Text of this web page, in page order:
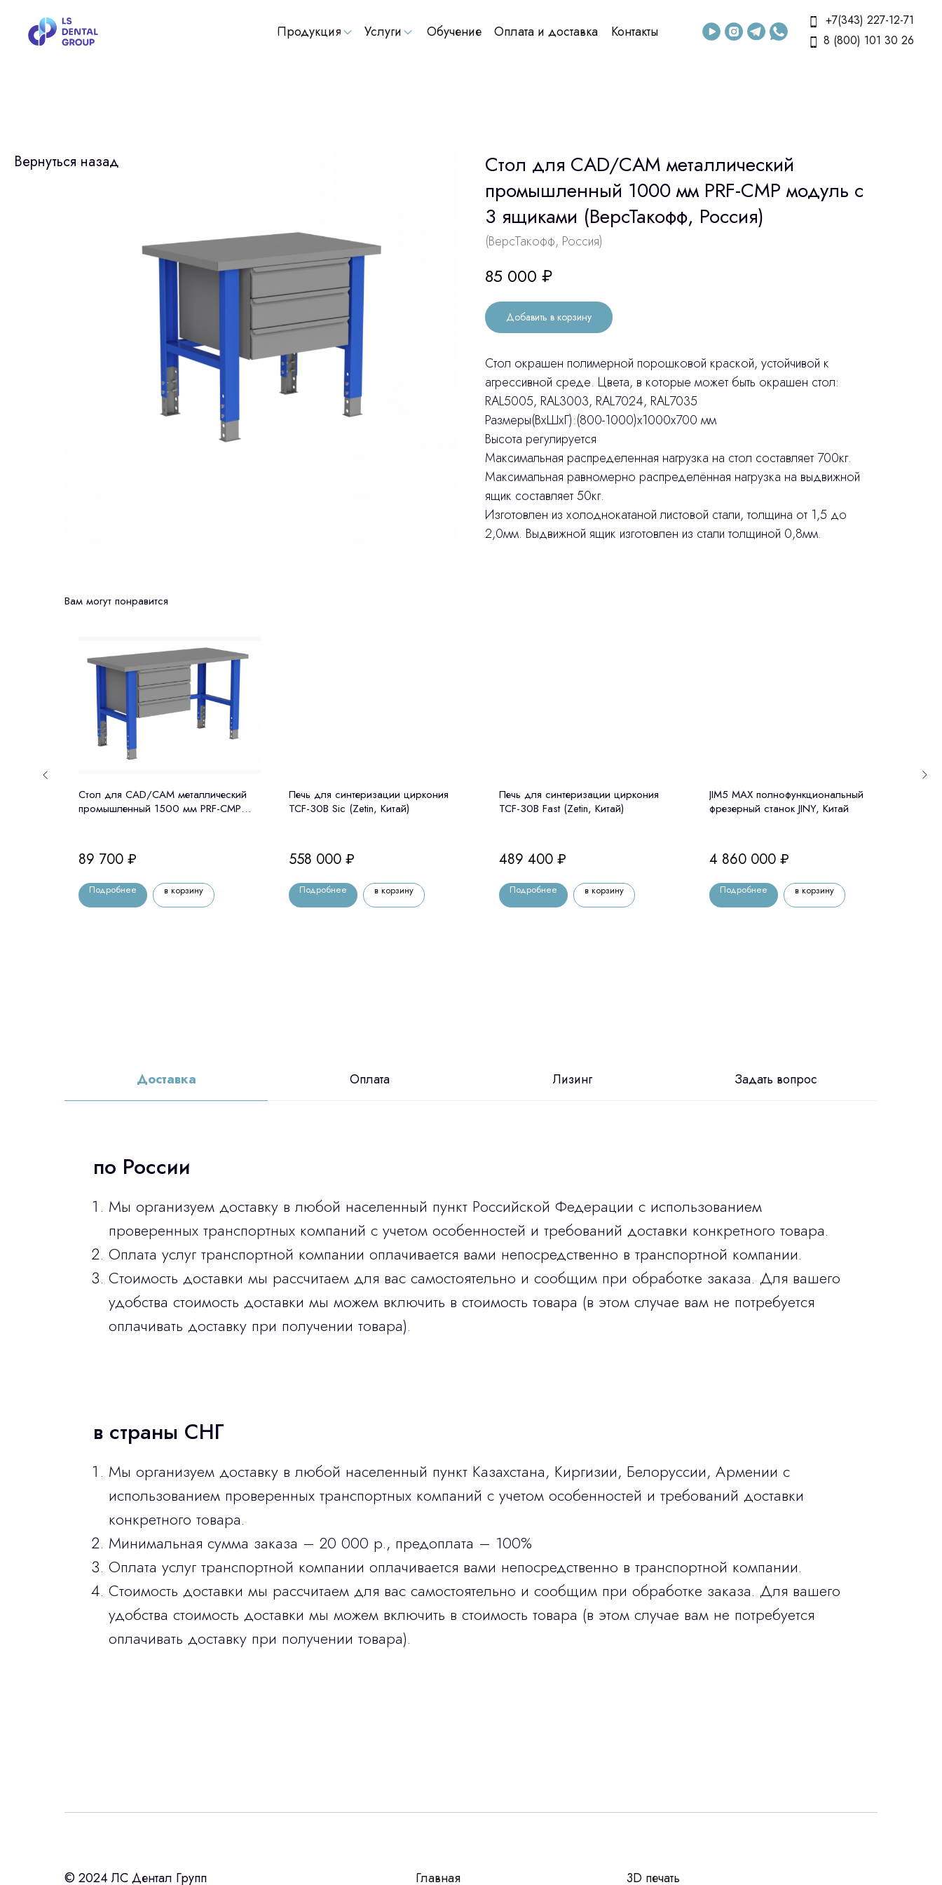
Обучение
Продукция Услуги Оплата и доставка Контакты
+7(343) 227-12-71
8 (800) 101 30 26
Вернуться назад
Стол для CAD/CAM металлический
промышленный 1000 мм PRF-CMP модуль с
3 ящиками (ВерсТакофф, Россия)
(ВерсТакофф, Россия)
85 000 ₽
Добавить в корзину
Стол окрашен полимерной порошковой краской, устойчивой к
агрессивной среде. Цвета, в которые может быть окрашен стол:
RAL5005, RAL3003, RAL7024, RAL7035
Размеры(ВхШхГ):(800-1000)x1000x700 мм
Высота регулируется
Максимальная распределенная нагрузка на стол составляет 700кг.
Максимальная равномерно распределённая нагрузка на выдвижной
ящик составляет 50кг.
Изготовлен из холоднокатаной листовой стали, толщина от 1,5 до
2,0мм. Выдвижной ящик изготовлен из стали толщиной 0,8мм.
Вам могут понравится
Стол для CAD/CAM металлический
промышленный 1500 мм PRF-CMP
89 700 ₽
Подробнее в корзину
Печь для синтеризации циркония
TCF-30B Sic (Zetin, Китай)
558 000 ₽
Подробнее в корзину
Печь для синтеризации циркония
TCF-30B Fast (Zetin, Китай)
489 400 ₽
Подробнее в корзину
JIM5 MAX полнофункциональный
фрезерный станок JINY, Китай
4 860 000 ₽
Подробнее в корзину
Доставка Оплата Лизинг Задать вопрос
по России
Мы организуем доставку в любой населенный пункт Российской Федерации с использованием
проверенных транспортных компаний с учетом особенностей и требований доставки конкретного товара.
Оплата услуг транспортной компании оплачивается вами непосредственно в транспортной компании.
Стоимость доставки мы рассчитаем для вас самостоятельно и сообщим при обработке заказа. Для вашего
удобства стоимость доставки мы можем включить в стоимость товара (в этом случае вам не потребуется
оплачивать доставку при получении товара).
в страны СНГ
Мы организуем доставку в любой населенный пункт Казахстана, Киргизии, Белоруссии, Армении с
использованием проверенных транспортных компаний с учетом особенностей и требований доставки
конкретного товара.
Минимальная сумма заказа – 20 000 р., предоплата – 100%
Оплата услуг транспортной компании оплачивается вами непосредственно в транспортной компании.
Стоимость доставки мы рассчитаем для вас самостоятельно и сообщим при обработке заказа. Для вашего
удобства стоимость доставки мы можем включить в стоимость товара (в этом случае вам не потребуется
оплачивать доставку при получении товара).
Остались вопросы
Интересует лизинг?
с помощью нашего партнера ООО «Уралпромлизинг»
© 2024 ЛС Дентал Групп Главная 3D печать